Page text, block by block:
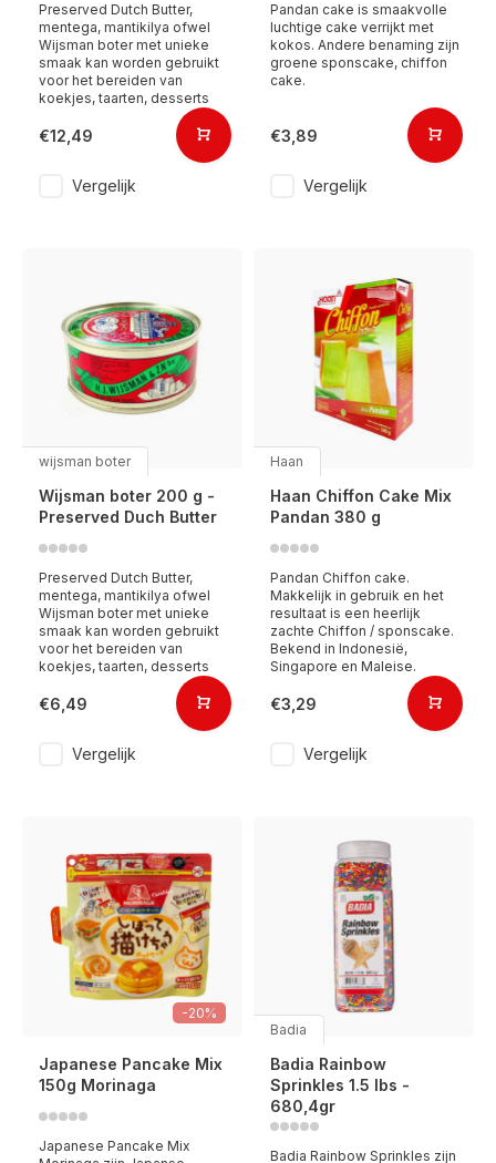
Preserved Dutch Butter,
mentega, mantikilya ofwel
Wijsman boter met unieke
smaak kan worden gebruikt
voor het bereiden van
koekjes, taarten, desserts
€12,49
Vergelijk
Pandan cake is smaakvolle
luchtige cake verrijkt met
kokos. Andere benaming zijn
groene sponscake, chiffon
cake.
€3,89
Vergelijk
wijsman boter
Wijsman boter 200 g -
Preserved Duch Butter
Preserved Dutch Butter,
mentega, mantikilya ofwel
Wijsman boter met unieke
smaak kan worden gebruikt
voor het bereiden van
koekjes, taarten, desserts
€6,49
Vergelijk
Haan
Haan Chiffon Cake Mix
Pandan 380 g
Pandan Chiffon cake.
Makkelijk in gebruik en het
resultaat is een heerlijk
zachte Chiffon / sponscake.
Bekend in Indonesië,
Singapore en Maleise.
€3,29
Vergelijk
-20%
Japanese Pancake Mix
150g Morinaga
Japanese Pancake Mix
Badia
Badia Rainbow
Sprinkles 1.5 lbs -
680,4gr
Badia Rainbow Sprinkles zijn